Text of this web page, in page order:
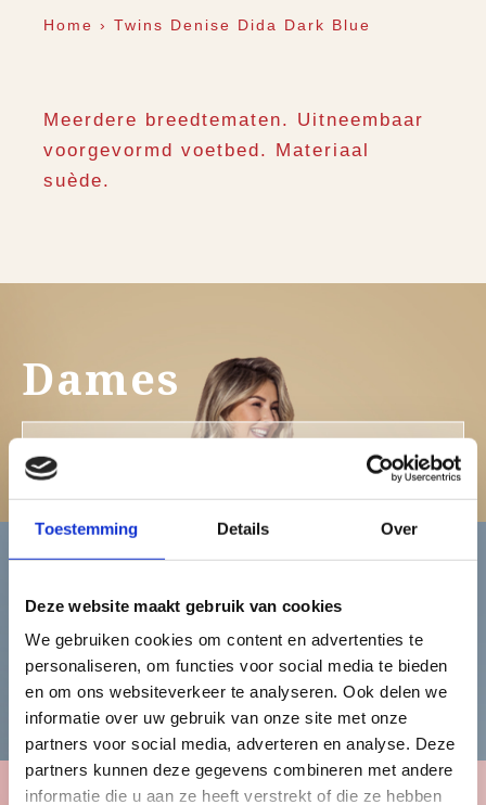
Toestemming Details Over
Deze website maakt gebruik van cookies
We gebruiken cookies om content en advertenties te
personaliseren, om functies voor social media te bieden
en om ons websiteverkeer te analyseren. Ook delen we
informatie over uw gebruik van onze site met onze
partners voor social media, adverteren en analyse. Deze
partners kunnen deze gegevens combineren met andere
informatie die u aan ze heeft verstrekt of die ze hebben
Home › Twins Denise Dida Dark Blue
Meerdere breedtematen. Uitneembaar
voorgevormd voetbed. Materiaal
suède.
Dames
Bekijk de damescollectie
Heren
Bekijk de herencollectie